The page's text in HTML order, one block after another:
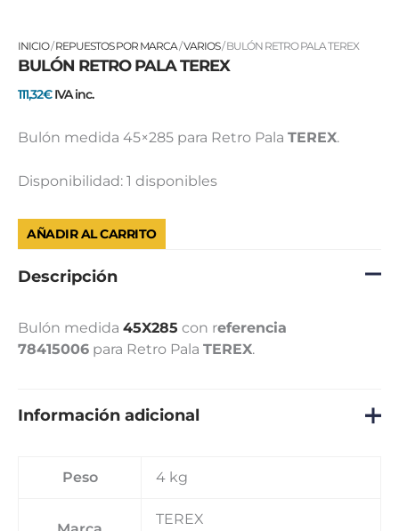
INICIO/REPUESTOS POR MARCA/VARIOS/ BULÓN RETRO PALA TEREX
BULÓN RETRO PALA TEREX
111,32€ IVA inc.
Bulón medida 45×285 para Retro Pala TEREX.
Disponibilidad: 1 disponibles
BULÓN
RETRO
PALA
cantidad
AÑADIR AL CARRITO
Descripción
Bulón medida 45X285 con referencia
78415006 para Retro Pala TEREX.
Información adicional
Peso 4 kg
TEREX